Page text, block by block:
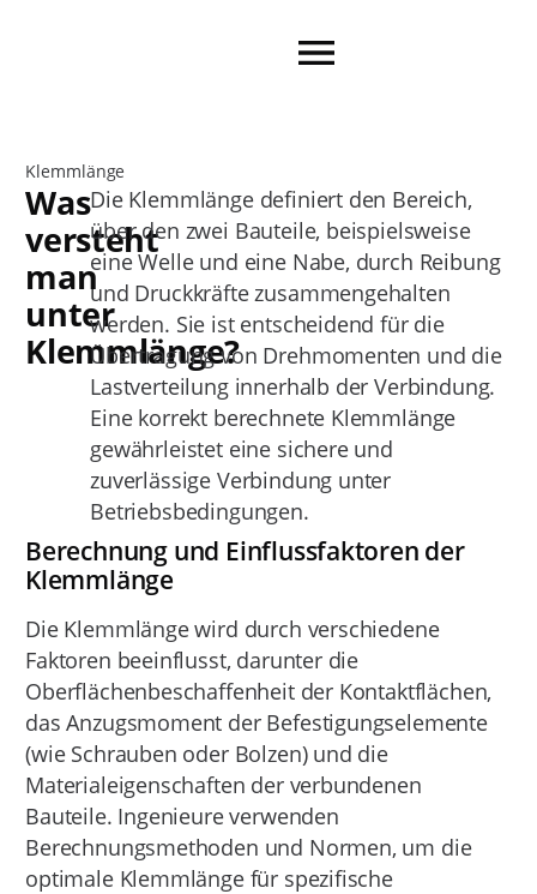
Klemmlänge
Was
versteht
man
unter
Klemmlänge?
Die Klemmlänge definiert den Bereich,
über den zwei Bauteile, beispielsweise
eine Welle und eine Nabe, durch Reibung
und Druckkräfte zusammengehalten
werden. Sie ist entscheidend für die
Übertragung von Drehmomenten und die
Lastverteilung innerhalb der Verbindung.
Eine korrekt berechnete Klemmlänge
gewährleistet eine sichere und
zuverlässige Verbindung unter
Betriebsbedingungen.
Berechnung und Einflussfaktoren der
Klemmlänge
Die Klemmlänge wird durch verschiedene
Faktoren beeinflusst, darunter die
Oberflächenbeschaffenheit der Kontaktflächen,
das Anzugsmoment der Befestigungselemente
(wie Schrauben oder Bolzen) und die
Materialeigenschaften der verbundenen
Bauteile. Ingenieure verwenden
Berechnungsmethoden und Normen, um die
optimale Klemmlänge für spezifische